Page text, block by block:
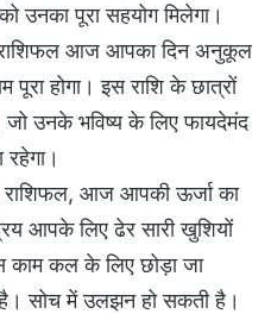
पूरा सहयोग मिलेगा।
आज आपका दिन अनुकूल
होगा। इस राशि के छात्रों
उनके भविष्य के लिए फायदेमंद
आज आपकी ऊर्जा का
आपके लिए ढेर सारी खुशियों
काम कल के लिए छोड़ा जा
सोच में उलझन हो सकती है।